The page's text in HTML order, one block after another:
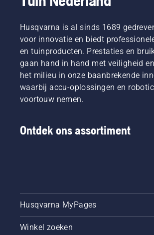
Husqvarna is al sinds 1689
voor innovatie en biedt
en tuinproducten. Prestaties en
gaan hand in hand met veiligheid
het milieu in onze baanbrekende
waarbij accu-oplossingen en
voortouw nemen.
Ontdek ons assortiment
Husqvarna MyPages
Winkel zoeken